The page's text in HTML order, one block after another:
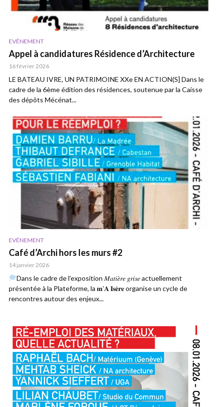
EVÉNEMENT
Appel à candidatures Résidence d’Architecture
16 février 2026
LE BATEAU IVRE, UN PATRIMOINE XXe EN ACTION(S] Dans le
cadre de la 6ème édition des résidences, soutenue par la Caisse
des dépôts Mécénat...
EVÉNEMENT
Café d’Archi hors les murs #2
14 janvier 2026
Dans le cadre de l’exposition 𝑀𝑎𝑡𝑖𝑒̀𝑟𝑒 𝑔𝑟𝑖𝑠𝑒 actuellement
présentée à la Plateforme, la 𝐦’𝐀 𝐈𝐬𝐞̀𝐫𝐞 organise un cycle de
rencontres autour des enjeux...